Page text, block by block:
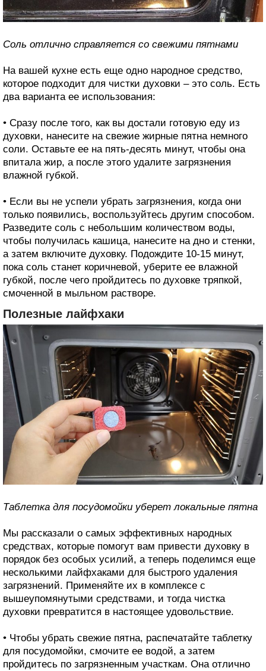
Соль отлично справляется со свежими пятнами
На вашей кухне есть еще одно народное средство,
которое подходит для чистки духовки – это соль. Есть
два варианта ее использования:
• Сразу после того, как вы достали готовую еду из
духовки, нанесите на свежие жирные пятна немного
соли. Оставьте ее на пять-десять минут, чтобы она
впитала жир, а после этого удалите загрязнения
влажной губкой.
• Если вы не успели убрать загрязнения, когда они
только появились, воспользуйтесь другим способом.
Разведите соль с небольшим количеством воды,
чтобы получилась кашица, нанесите на дно и стенки,
а затем включите духовку. Подождите 10-15 минут,
пока соль станет коричневой, уберите ее влажной
губкой, после чего пройдитесь по духовке тряпкой,
смоченной в мыльном растворе.
Полезные лайфхаки
Таблетка для посудомойки уберет локальные пятна
Мы рассказали о самых эффективных народных
средствах, которые помогут вам привести духовку в
порядок без особых усилий, а теперь поделимся еще
несколькими лайфхаками для быстрого удаления
загрязнений. Применяйте их в комплексе с
вышеупомянутыми средствами, и тогда чистка
духовки превратится в настоящее удовольствие.
• Чтобы убрать свежие пятна, распечатайте таблетку
для посудомойки, смочите ее водой, а затем
пройдитесь по загрязненным участкам. Она отлично